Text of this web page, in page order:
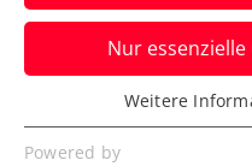
Dafür gibt’s in
Doppelbewerb
weiß-rotes
Verfasst von: Manuel
Nur
Essenziell
Essenzielle Cookies
Weitere
Powered by